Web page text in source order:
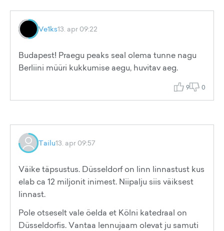
Ve1ks13. apr 09:22
Budapest! Praegu peaks seal olema tunne nagu
Berliini müüri kukkumise aegu, huvitav aeg.
9 0
Tailu13. apr 09:57
Väike täpsustus. Düsseldorf on linn linnastust kus
elab ca 12 miljonit inimest. Niipalju siis väiksest
linnast.
Pole otseselt vale öelda et Kölni katedraal on
Düsseldorfis. Vantaa lennujaam olevat ju samuti